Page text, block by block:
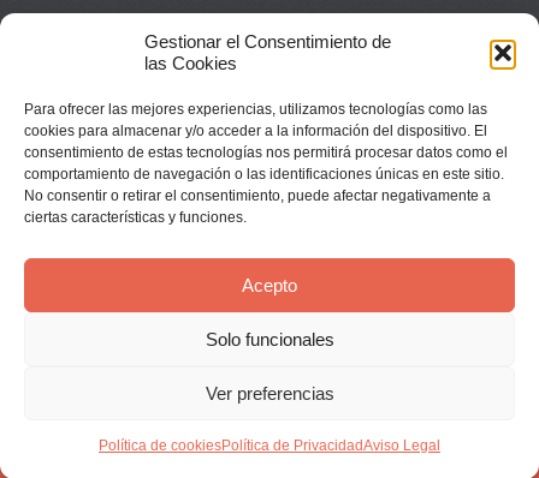
Gestionar el Consentimiento de
las Cookies
Para ofrecer las mejores experiencias, utilizamos tecnologías como las
cookies para almacenar y/o acceder a la información del dispositivo. El
consentimiento de estas tecnologías nos permitirá procesar datos como el
comportamiento de navegación o las identificaciones únicas en este sitio.
No consentir o retirar el consentimiento, puede afectar negativamente a
ciertas características y funciones.
Acepto
Solo funcionales
Ver preferencias
Política de cookiesPolítica de PrivacidadAviso Legal
Monasterio:949 835 032
Casa de acogida:609 423 521o949 835 058
Parroquia y sacerdotes:949 835 111
Monasterio:monasterio@buenafuente.org
Información:informacion@buenafuente.org
Casa de acogida:acogida@buenafuente.org
Ángel Moreno:angel@buenafuente.org
© Buenafuente del Sistal 2025 |
↑
Síguenos en Youtube:Instala nuestra App: